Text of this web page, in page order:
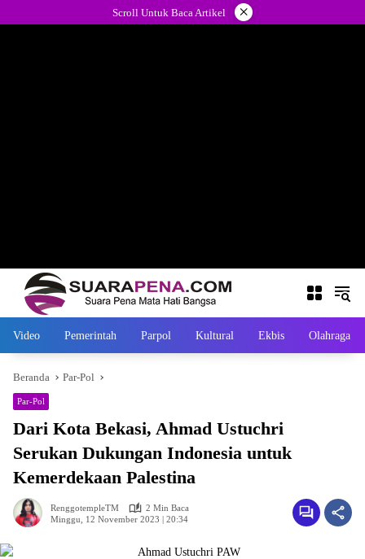
ke
Scroll Untuk Baca Artikel ×
Video Pemerintah Parpol Kultural Ekbis Olahraga
Beranda Par-Pol
Par-Pol
Dari Kota Bekasi, Ahmad Ustuchri
Serukan Dukungan Indonesia untuk
Kemerdekaan Palestina
RenggotempleTM
2 Min Baca
Minggu, 12 November 2023 | 20:34